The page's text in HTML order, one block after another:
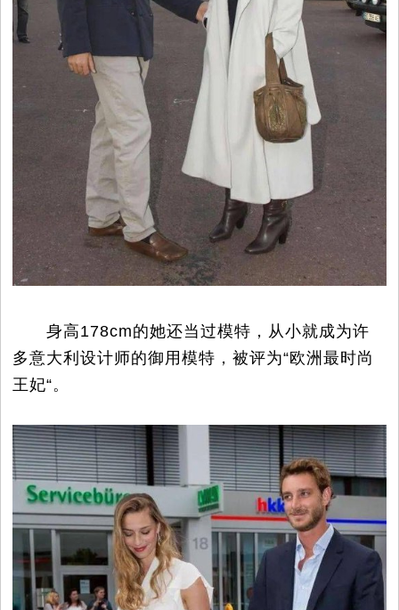
身高178cm的她还当过模特，从小就成为许
多意大利设计师的御用模特，被评为“欧洲最时尚
王妃“。